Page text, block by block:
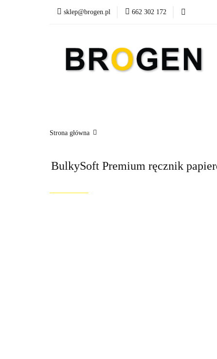
sklep@brogen.pl 662 302 172
Art. Biurowe
Nowości
Strona główna
BulkySoft Premium ręcznik